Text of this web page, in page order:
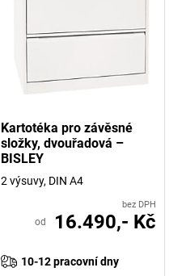
Kartotéka pro závěsné
složky, dvouřadová –
BISLEY
2 výsuvy, DIN A4
bez DPH
od 16.490,- Kč
10-12 pracovní dny